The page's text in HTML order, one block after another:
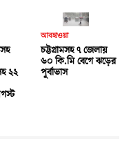
২২
আবহাওয়া
চট্টগ্রামসহ ৭ জেলায়
৬০ কি.মি বেগে ঝড়ের
পূর্বাভাস